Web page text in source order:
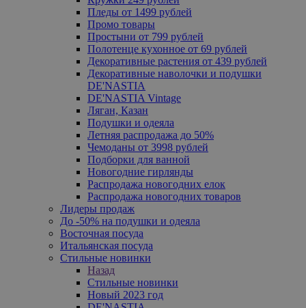
Пледы от 1499 рублей
Промо товары
Простыни от 799 рублей
Полотенце кухонное от 69 рублей
Декоративные растения от 439 рублей
Декоративные наволочки и подушки
DE'NASTIA
DE'NASTIA Vintage
Ляган, Казан
Подушки и одеяла
Летняя распродажа до 50%
Чемоданы от 3998 рублей
Подборки для ванной
Новогодние гирлянды
Распродажа новогодних елок
Распродажа новогодних товаров
Лидеры продаж
До -50% на подушки и одеяла
Восточная посуда
Итальянская посуда
Стильные новинки
Назад
Стильные новинки
Новый 2023 год